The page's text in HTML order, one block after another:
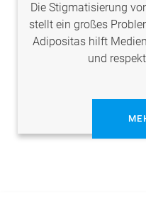
Die Stigmatisierung
stellt ein großes
Adipositas hilft
und